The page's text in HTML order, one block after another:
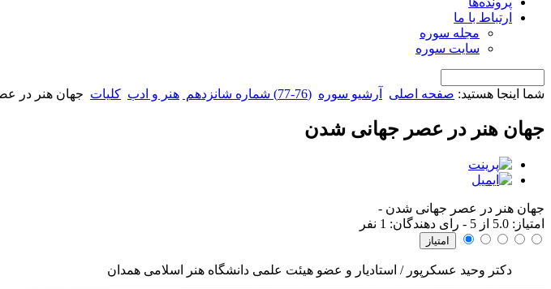
ارتباط با ما
مجله سوره
سایت سوره
شما اینجا هستید: صفحه اصلی آرشیو سوره (76-77) شماره شانزدهم هنر و ادب کلیات جهان هنر در
جهان هنر در عصر جهانی شدن
جهان هنر در عصر جهانی شدن -
امتياز: 5.0 از 5 - رای دهندگان: 1 نفر
دکتر وحید عسکرپور / استادیار و عضو هیئت علمی دانشگاه هنر اسلامی همدان